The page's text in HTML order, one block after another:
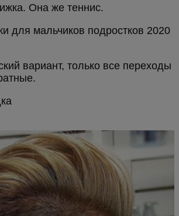
Она же теннис.
вариант, только все переходы